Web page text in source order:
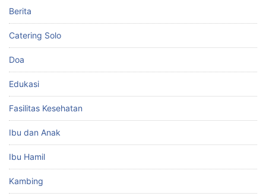
Berita
Catering Solo
Doa
Edukasi
Fasilitas Kesehatan
Ibu dan Anak
Ibu Hamil
Kambing